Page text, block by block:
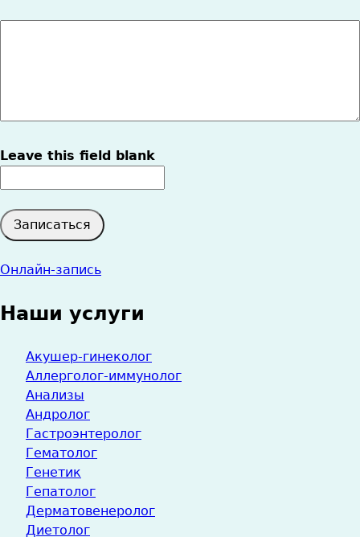
Leave this field blank
Онлайн-запись
Наши услуги
Акушер-гинеколог
Аллерголог-иммунолог
Анализы
Андролог
Гастроэнтеролог
Гематолог
Генетик
Гепатолог
Дерматовенеролог
Диетолог